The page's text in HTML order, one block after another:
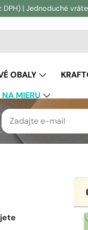
| Jednoduché
OBALY
MIERU